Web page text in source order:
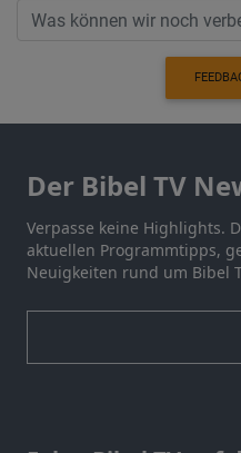
Der Bibel TV
Verpasse keine Highlights.
aktuellen Programmtipps,
Neuigkeiten rund um Bibel